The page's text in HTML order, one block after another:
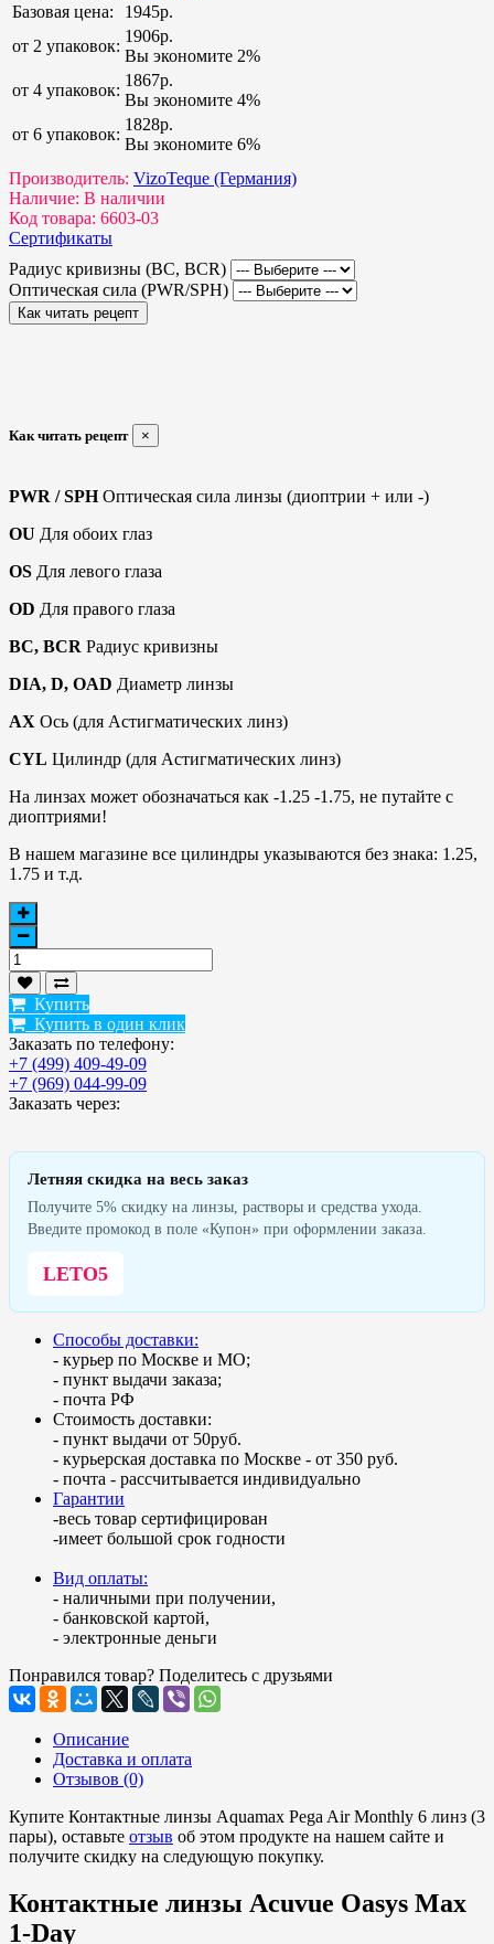
Базовая цена:
1945р.
от 2 упаковок:
1906р.
Вы экономите 2%
от 4 упаковок:
1867р.
Вы экономите 4%
от 6 упаковок:
1828р.
Вы экономите 6%
Производитель: VizoTeque (Германия)
Наличие: В наличии
Код товара: 6603-03
Сертификаты
Радиус кривизны (BC, BCR)
Оптическая сила (PWR/SPH)
Как читать рецепт
Как читать рецепт ×
PWR / SPHОптическая сила линзы (диоптрии + или -)
OU Для обоих глаз
OS Для левого глаза
OD Для правого глаза
BC, BCR Радиус кривизны
DIA, D, OAD Диаметр линзы
AX Ось (для Астигматических линз)
CYL Цилиндр (для Астигматических линз)
На линзах может обозначаться как -1.25 -1.75, не путайте с
диоптриями!
В нашем магазине все цилиндры указываются без знака: 1.25,
1.75 и т.д.
Купить
Купить в один клик
Заказать по телефону:
+7 (499) 409-49-09
+7 (969) 044-99-09
Заказать через:
Летняя скидка на весь заказ
Получите 5% скидку на линзы, растворы и средства ухода.
Введите промокод в поле «Купон» при оформлении заказа.
LETO5
Способы доставки:
- курьер по Москве и МО;
- пункт выдачи заказа;
- почта РФ
Стоимость доставки:
- пункт выдачи от 50руб.
- курьерская доставка по Москве - от 350 руб.
- почта - рассчитывается индивидуально
Гарантии
-весь товар сертифицирован
-имеет большой срок годности
Вид оплаты:
- наличными при получении,
- банковской картой,
- электронные деньги
Понравился товар? Поделитесь с друзьями
Описание
Доставка и оплата
Отзывов (0)
Купите Контактные линзы Aquamax Pega Air Monthly 6 линз (3
пары), оставьте отзыв об этом продукте на нашем сайте и
получите скидку на следующую покупку.
Контактные линзы Acuvue Oasys Max
1-Day